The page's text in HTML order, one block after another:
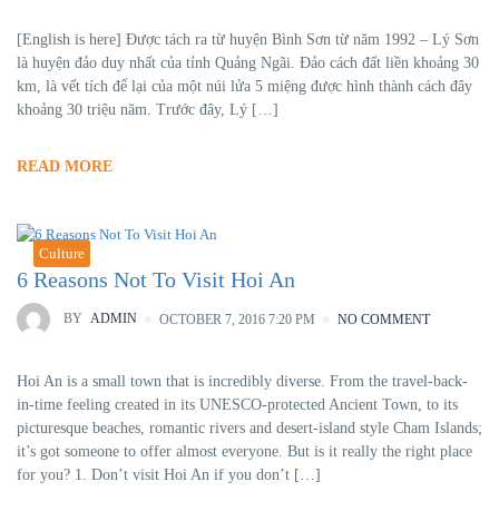
[English is here] Được tách ra từ huyện Bình Sơn từ năm 1992 – Lý Sơn
là huyện đảo duy nhất của tỉnh Quảng Ngãi. Đảo cách đất liền khoảng 30
km, là vết tích để lại của một núi lửa 5 miệng được hình thành cách đây
khoảng 30 triệu năm. Trước đây, Lý […]
READ MORE
Culture
6 Reasons Not To Visit Hoi An
BY ADMIN OCTOBER 7, 2016 7:20 PM NO COMMENT
Hoi An is a small town that is incredibly diverse. From the travel-back-
in-time feeling created in its UNESCO-protected Ancient Town, to its
picturesque beaches, romantic rivers and desert-island style Cham Islands;
it’s got someone to offer almost everyone. But is it really the right place
for you? 1. Don’t visit Hoi An if you don’t […]